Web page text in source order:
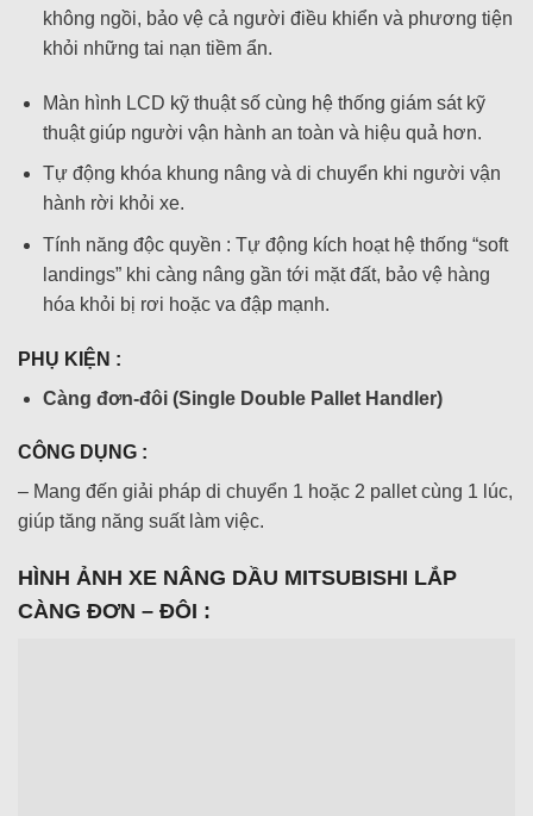
không ngồi, bảo vệ cả người điều khiển và phương tiện
khỏi những tai nạn tiềm ẩn.
Màn hình LCD kỹ thuật số cùng hệ thống giám sát kỹ
thuật giúp người vận hành an toàn và hiệu quả hơn.
Tự động khóa khung nâng và di chuyển khi người vận
hành rời khỏi xe.
Tính năng độc quyền : Tự động kích hoạt hệ thống “soft
landings” khi càng nâng gần tới mặt đất, bảo vệ hàng
hóa khỏi bị rơi hoặc va đập mạnh.
PHỤ KIỆN :
Càng đơn-đôi (Single Double Pallet Handler)
CÔNG DỤNG :
– Mang đến giải pháp di chuyển 1 hoặc 2 pallet cùng 1 lúc,
giúp tăng năng suất làm việc.
HÌNH ẢNH XE NÂNG DẦU MITSUBISHI LẮP
CÀNG ĐƠN – ĐÔI :